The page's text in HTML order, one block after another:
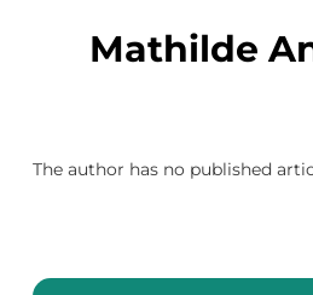
Mathilde
The author has no published